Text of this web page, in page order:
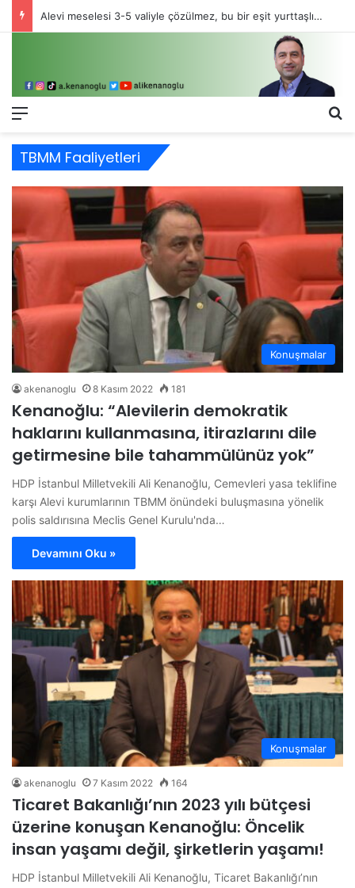
Alevi meselesi 3-5 valiyle çözülmez, bu bir eşit yurttaşlık sorunudur!
Menü
TBMM Faaliyetleri
Konuşmalar
akenanoglu 8 Kasım 2022 181
Kenanoğlu: “Alevilerin demokratik
haklarını kullanmasına, itirazlarını dile
getirmesine bile tahammülünüz yok”
HDP İstanbul Milletvekili Ali Kenanoğlu, Cemevleri yasa teklifine
karşı Alevi kurumlarının TBMM önündeki buluşmasına yönelik
polis saldırısına Meclis Genel Kurulu'nda…
Devamını Oku »
Konuşmalar
akenanoglu 7 Kasım 2022 164
Ticaret Bakanlığı’nın 2023 yılı bütçesi
üzerine konuşan Kenanoğlu: Öncelik
insan yaşamı değil, şirketlerin yaşamı!
HDP İstanbul Milletvekili Ali Kenanoğlu, Ticaret Bakanlığı’nın